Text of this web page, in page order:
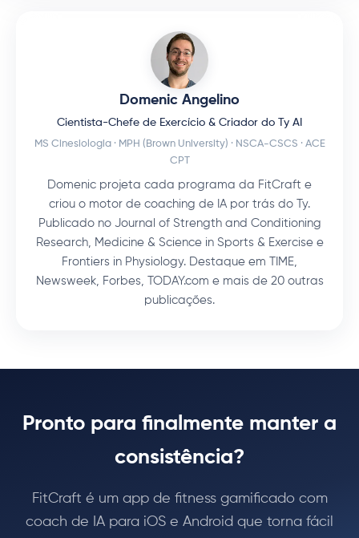
Domenic Angelino
Cientista-Chefe de Exercício & Criador do Ty AI
MS Cinesiologia · MPH (Brown University) · NSCA-CSCS · ACE
CPT
Domenic projeta cada programa da FitCraft e
criou o motor de coaching de IA por trás do Ty.
Publicado no Journal of Strength and Conditioning
Research, Medicine & Science in Sports & Exercise e
Frontiers in Physiology. Destaque em TIME,
Newsweek, Forbes, TODAY.com e mais de 20 outras
publicações.
Pronto para finalmente manter a
consistência?
FitCraft é um app de fitness gamificado com
coach de IA para iOS e Android que torna fácil